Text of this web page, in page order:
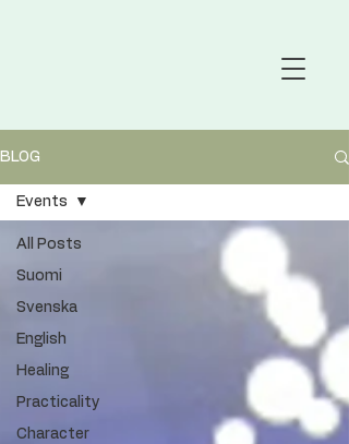
BLOG
All Posts
Suomi
Svenska
English
Healing
Practicality
Character
Events